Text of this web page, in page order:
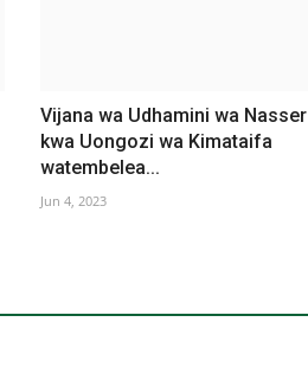
Vijana wa Udhamini wa Nasser
kwa Uongozi wa Kimataifa
watembelea...
Jun 4, 2023